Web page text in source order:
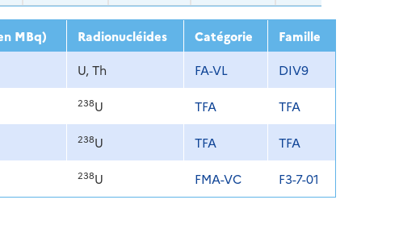
MBq) Radionucléides Catégorie
Famille
U, Th FA-VL DIV9
238U TFA TFA
238U TFA TFA
238U FMA-VC F3-7-01